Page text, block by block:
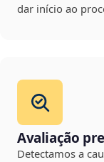
dar início ao
Avaliação
Detectamos a